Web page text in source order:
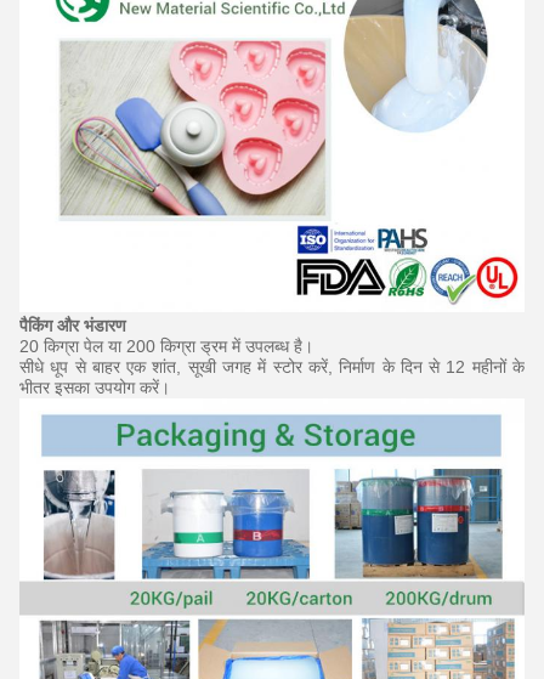
पैकिंग और भंडारण
20 किग्रा पेल या 200 किग्रा ड्रम में उपलब्ध है।
सीधे धूप से बाहर एक शांत, सूखी जगह में स्टोर करें, निर्माण के दिन से 12 महीनों के
भीतर इसका उपयोग करें।